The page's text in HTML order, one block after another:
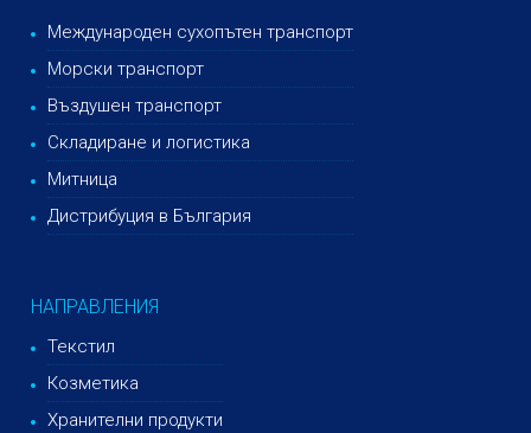
Международен сухопътен транспорт
Морски транспорт
Въздушен транспорт
Складиране и логистика
Митница
Дистрибуция в България
НАПРАВЛЕНИЯ
Текстил
Козметика
Хранителни продукти